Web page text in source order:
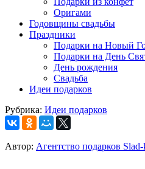
Оригами
Годовщины свадьбы
Праздники
Подарки на Новый
Подарки на День
День рождения
Свадьба
Идеи подарков
Рубрика: Идеи подарков
Автор: Агентство подарков